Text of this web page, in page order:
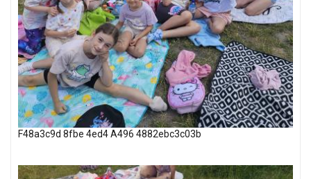
F48a3c9d 8fbe 4ed4 A496 4882ebc3c03b